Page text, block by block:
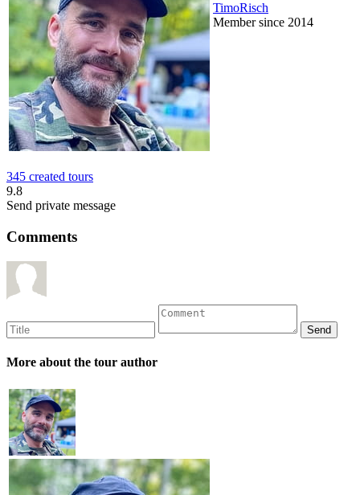
TimoRisch
Member since 2014
345 created tours
9.8
Send private message
Comments
More about the tour author